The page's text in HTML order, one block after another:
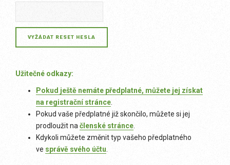
Užitečné odkazy:
Pokud ještě nemáte předplatné, můžete jej získat
na registrační stránce
Pokud vaše předplatné již skončilo, můžete si jej
prodloužit na členské stránce
Kdykoli můžete změnit typ vašeho předplatného
ve správě svého účtu